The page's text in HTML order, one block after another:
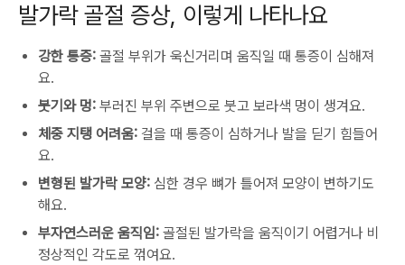
발가락 골절 증상, 이렇게 나타나요
강한 통증: 골절 부위가 욱신거리며 움직일 때 통증이 심해져
요.
붓기와 멍: 부러진 부위 주변으로 붓고 보라색 멍이 생겨요.
체중 지탱 어려움: 걸을 때 통증이 심하거나 발을 딛기 힘들어
요.
변형된 발가락 모양: 심한 경우 뼈가 틀어져 모양이 변하기도
해요.
부자연스러운 움직임: 골절된 발가락을 움직이기 어렵거나 비
정상적인 각도로 꺾여요.